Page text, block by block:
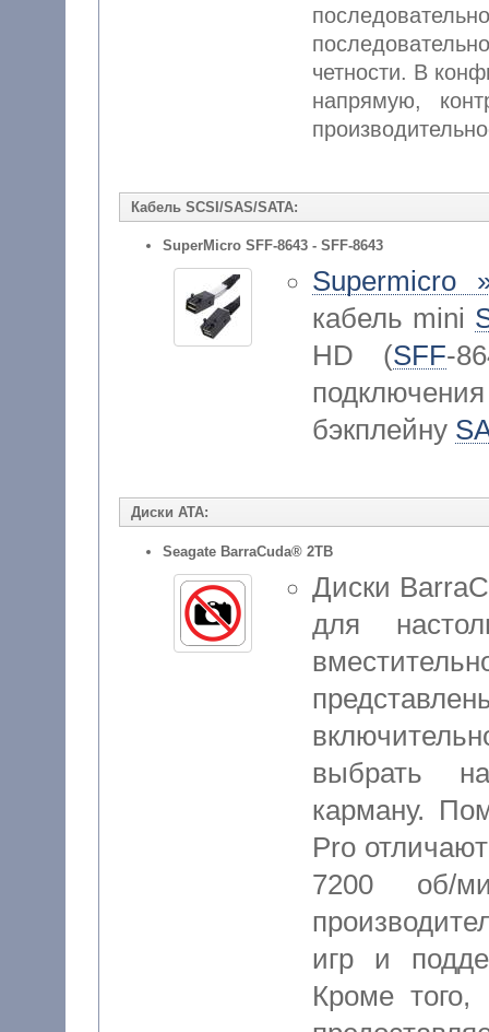
четности. В
напрямую,
Кабель SCSI/SAS/SATA:
SuperMicro SFF-8643 - SFF-8643
Supermicro
кабель mini
HD (SFF-
бэкплейну
Диски ATA:
Seagate BarraCuda® 2TB
Диски
для
выбрать
карману.
Pro
7200 об/
игр и
Кроме